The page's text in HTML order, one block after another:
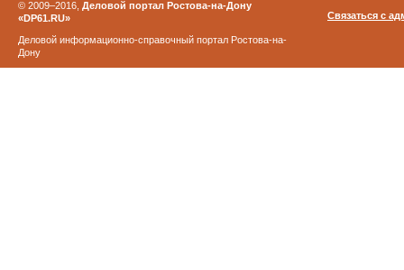
© 2009–2016, Деловой портал Ростова-на-Дону
«DP61.RU»
Деловой информационно-справочный портал Ростова-на-
Дону
Связаться с